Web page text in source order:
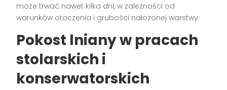
może trwać nawet kilka dni, w zależności od
warunków otoczenia i grubości nałożonej warstwy.
Pokost lniany w pracach
stolarskich i
konserwatorskich